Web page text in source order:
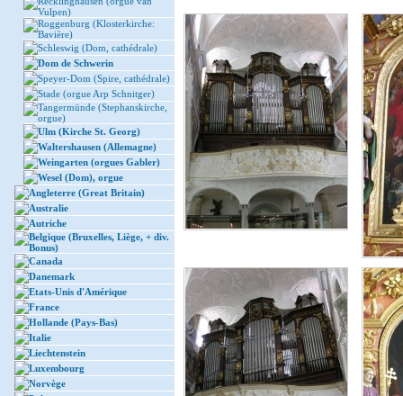
Vulpen)
Roggenburg (Klosterkirche:
Bavière)
Schleswig (Dom, cathédrale)
Dom de Schwerin
Speyer-Dom (Spire, cathédrale)
Stade (orgue Arp Schnitger)
Tangermünde (Stephanskirche,
orgue)
Ulm (Kirche St. Georg)
Waltershausen (Allemagne)
Weingarten (orgues Gabler)
Wesel (Dom), orgue
Angleterre (Great Britain)
Australie
Autriche
Belgique (Bruxelles, Liège, + div.
Bonus)
Canada
Danemark
Etats-Unis d'Amérique
France
Hollande (Pays-Bas)
Italie
Liechtenstein
Luxembourg
Norvège